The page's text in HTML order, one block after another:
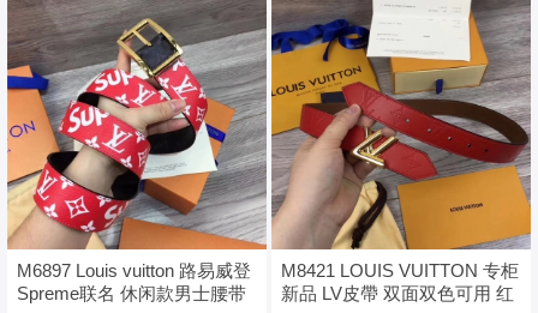
M6897 Louis vuitton 路易威登
Spreme联名 休闲款男士腰带
M8421 LOUIS VUITTON 专柜
新品 LV皮帶 双面双色可用 红